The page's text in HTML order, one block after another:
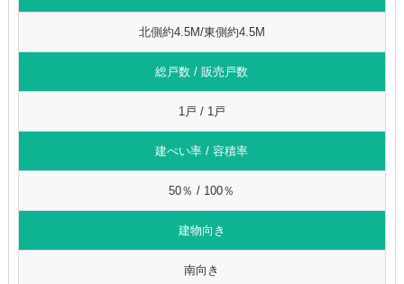
北側約4.5M/東側約4.5M
総戸数 / 販売戸数
1戸 / 1戸
建ぺい率 / 容積率
50％ / 100％
建物向き
南向き